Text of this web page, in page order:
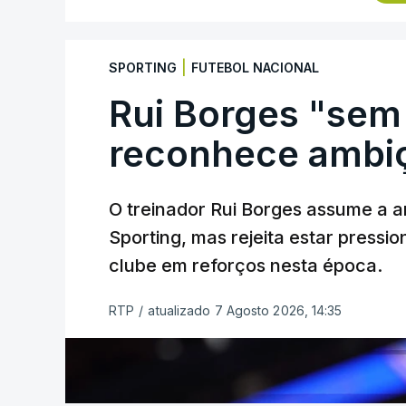
(UAE Emirates) foi sexto, com o
O pelotão vai cumprir a etapa mais
entre Beja e Elvas, ao longo de 182,2
contagem de montanha de terceira
no concelho de Reguengos de
Tomas Contte Aviludo Louletano Loulé,
Reguengos
SPORTING FUTEBOL NACIONAL
Rui Borges
reconhece
O treinador Rui Borges assume a
Sporting, mas rejeita estar
clube em reforços nesta época.
RTP / atualizado 7 Agosto 2026, 14:35